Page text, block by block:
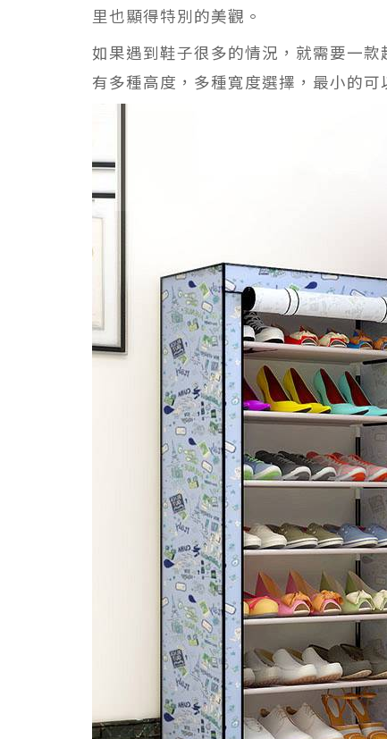
里也顯得特別的美觀。
如果遇到鞋子很多的情況，就需要一
有多種高度，多種寬度選擇，最小的